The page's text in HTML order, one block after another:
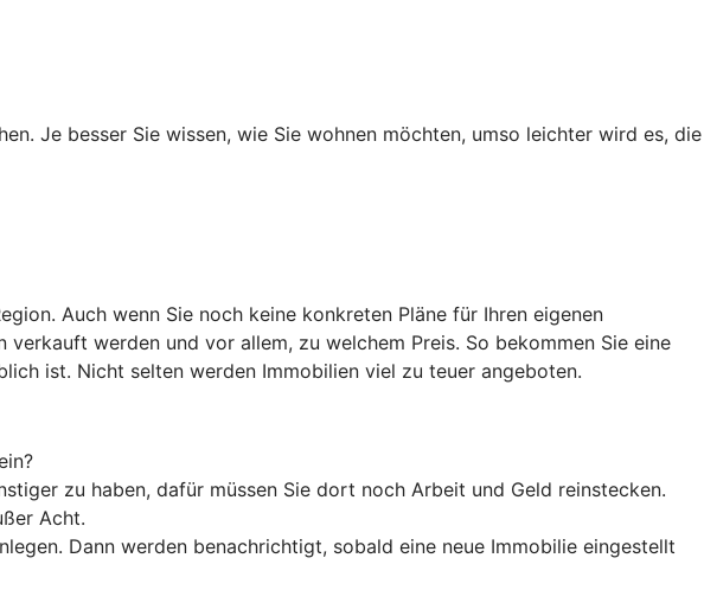
Je besser Sie wissen, wie Sie wohnen möchten, umso leichter wird es, die
Auch wenn Sie noch keine konkreten Pläne für Ihren eigenen
werden und vor allem, zu welchem Preis. So bekommen Sie eine
ist. Nicht selten werden Immobilien viel zu teuer angeboten.
zu haben, dafür müssen Sie dort noch Arbeit und Geld reinstecken.
Acht.
Dann werden benachrichtigt, sobald eine neue Immobilie eingestellt